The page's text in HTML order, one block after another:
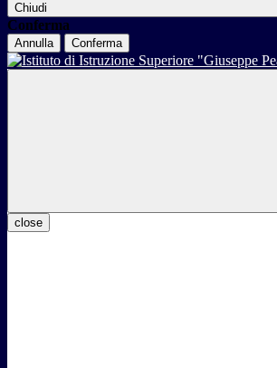
Chiudi
Conferma
Annulla Conferma
close